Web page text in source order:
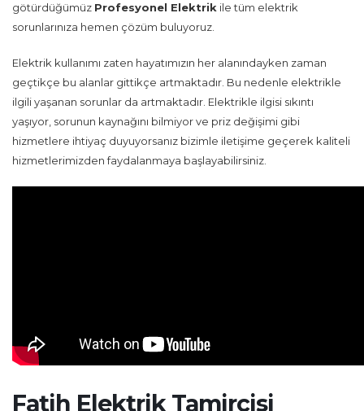
götürdüğümüz Profesyonel Elektrik ile tüm elektrik
sorunlarınıza hemen çözüm buluyoruz.
Elektrik kullanımı zaten hayatımızın her alanındayken zaman
geçtikçe bu alanlar gittikçe artmaktadır. Bu nedenle elektrikle
ilgili yaşanan sorunlar da artmaktadır. Elektrikle ilgisi sıkıntı
yaşıyor, sorunun kaynağını bilmiyor ve priz değişimi gibi
hizmetlere ihtiyaç duyuyorsanız bizimle iletişime geçerek kaliteli
hizmetlerimizden faydalanmaya başlayabilirsiniz.
Fatih Elektrik Tamircisi